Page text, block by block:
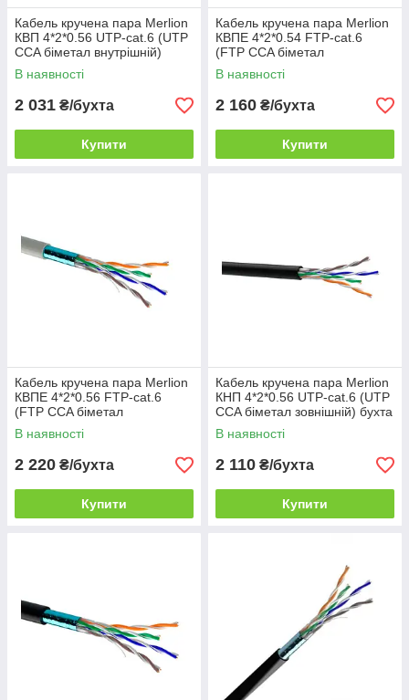
Кабель кручена пара Merlion
КВП 4*2*0.56 UTP-cat.6 (UTP
CCA біметал внутрішній)
бухта 305м білий
В наявності
2 031 ₴/бухта
Купити
Кабель кручена пара Merlion
КВПЕ 4*2*0.54 FTP-cat.6
(FTP CCA біметал
внутрішній) бухта 305м білий
В наявності
2 160 ₴/бухта
Купити
Кабель кручена пара Merlion
КВПЕ 4*2*0.56 FTP-cat.6
(FTP CCA біметал
внутрішній) бухта 305м білий
В наявності
2 220 ₴/бухта
Купити
Кабель кручена пара Merlion
КНП 4*2*0.56 UTP-cat.6 (UTP
CCA біметал зовнішній) бухта
305м білий
В наявності
2 110 ₴/бухта
Купити